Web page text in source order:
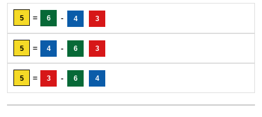
5 = 6 - 4 3
5 = 4 - 6 3
5 = 3 - 6 4